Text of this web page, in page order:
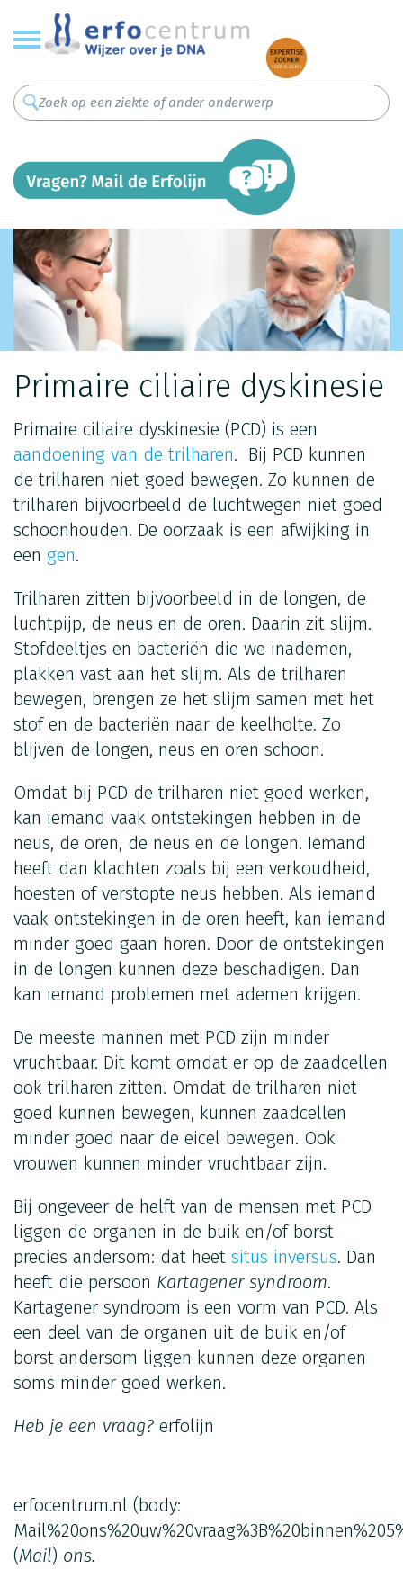
Overslaan
en
naar
inhoud
gaan
Primaire ciliaire dyskinesie
Primaire ciliaire dyskinesie (PCD) is een
aandoening van de trilharen. Bij PCD kunnen
de trilharen niet goed bewegen. Zo kunnen de
trilharen bijvoorbeeld de luchtwegen niet goed
schoonhouden. De oorzaak is een afwijking in
een gen.
Trilharen zitten bijvoorbeeld in de longen, de
luchtpijp, de neus en de oren. Daarin zit slijm.
Stofdeeltjes en bacteriën die we inademen,
plakken vast aan het slijm. Als de trilharen
bewegen, brengen ze het slijm samen met het
stof en de bacteriën naar de keelholte. Zo
blijven de longen, neus en oren schoon.
Omdat bij PCD de trilharen niet goed werken,
kan iemand vaak ontstekingen hebben in de
neus, de oren, de neus en de longen. Iemand
heeft dan klachten zoals bij een verkoudheid,
hoesten of verstopte neus hebben. Als iemand
vaak ontstekingen in de oren heeft, kan iemand
minder goed gaan horen. Door de ontstekingen
in de longen kunnen deze beschadigen. Dan
kan iemand problemen met ademen krijgen.
De meeste mannen met PCD zijn minder
vruchtbaar. Dit komt omdat er op de zaadcellen
ook trilharen zitten. Omdat de trilharen niet
goed kunnen bewegen, kunnen zaadcellen
minder goed naar de eicel bewegen. Ook
vrouwen kunnen minder vruchtbaar zijn.
Bij ongeveer de helft van de mensen met PCD
liggen de organen in de buik en/of borst
precies andersom: dat heet situs inversus. Dan
heeft die persoon Kartagener syndroom.
Kartagener syndroom is een vorm van PCD. Als
een deel van de organen uit de buik en/of
borst andersom liggen kunnen deze organen
soms minder goed werken.
Heb je een vraag? erfolijn
erfocentrum.nl (body:
(Mail) ons.